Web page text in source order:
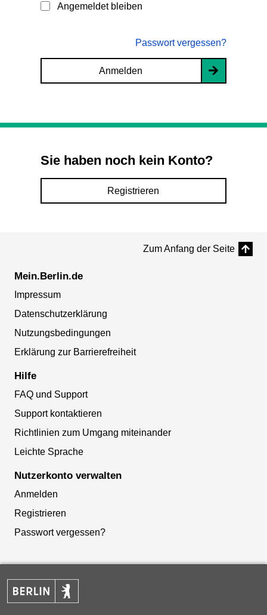
Angemeldet bleiben
Passwort vergessen?
Anmelden
Sie haben noch kein Konto?
Registrieren
Zum Anfang der Seite
Mein.Berlin.de
Impressum
Datenschutzerklärung
Nutzungsbedingungen
Erklärung zur Barrierefreiheit
Hilfe
FAQ und Support
Support kontaktieren
Richtlinien zum Umgang miteinander
Leichte Sprache
Nutzerkonto verwalten
Anmelden
Registrieren
Passwort vergessen?